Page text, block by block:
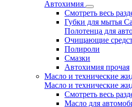
Автохимия
Смотреть весь
Губки для мытья
Полотенца для
Очищающие
Полироли
Смазки
Автохимия прочая
Масло и технические
Масло и технические
Смотреть весь
Масло для